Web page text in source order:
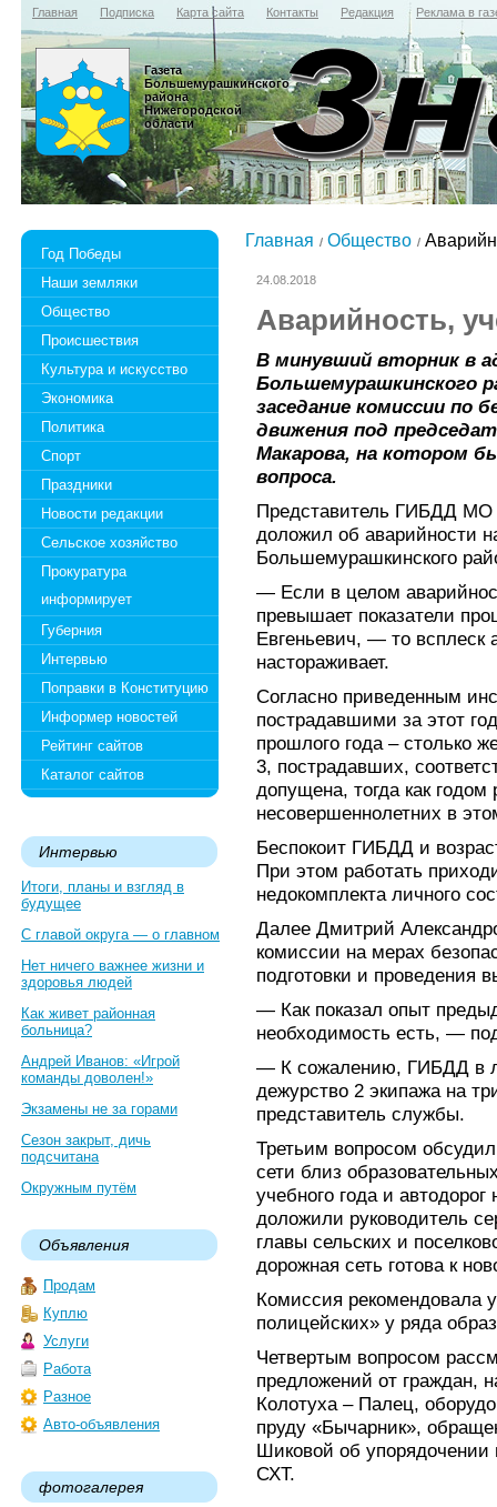
Главная Подписка Карта сайта Контакты Редакция Реклама в
Газета
Большемурашкинского
района
Нижегородской
области
Год Победы
Наши земляки
Общество
Происшествия
Культура и искусство
Экономика
Политика
Спорт
Праздники
Новости редакции
Сельское хозяйство
Прокуратура
информирует
Губерния
Интервью
Поправки в Конституцию
Информер новостей
Рейтинг сайтов
Каталог сайтов
Интервью
Итоги, планы и взгляд в
будущее
С главой округа — о главном
Нет ничего важнее жизни и
здоровья людей
Как живет районная
больница?
Андрей Иванов: «Игрой
команды доволен!»
Экзамены не за горами
Сезон закрыт, дичь
подсчитана
Окружным путём
Объявления
Продам
Куплю
Услуги
Работа
Разное
Авто-объявления
фотогалерея
Главная Общество
24.08.2018
Аварийность,
В минувший вторник в
Большемурашкинского
заседание комиссии по
движения под
Макарова, на котором
вопроса.
Представитель ГИБДД
доложил об аварийности
Большемурашкинского
— Если в целом
превышает показатели
Евгеньевич, — то всплеск
настораживает.
Согласно приведенным
пострадавшими за этот
прошлого года – столько
3, пострадавших,
допущена, тогда как годом
несовершеннолетних в
Беспокоит ГИБДД и
При этом работать
недокомплекта личного
Далее Дмитрий
комиссии на мерах
подготовки и проведения
— Как показал опыт
необходимость есть, —
— К сожалению, ГИБДД в
дежурство 2 экипажа на
представитель службы.
Третьим вопросом
сети близ
учебного года и
доложили руководитель
главы сельских и
дорожная сеть готова к
Комиссия рекомендовала
полицейских» у ряда
Четвертым вопросом
предложений от граждан,
Колотуха – Палец,
пруду «Бычарник»,
Шиковой об упорядочении
СХТ.